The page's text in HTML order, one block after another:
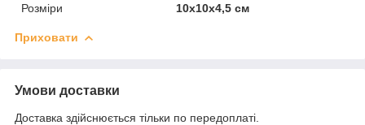
Розміри
10х10х4,5 см
Приховати
Умови доставки
Доставка здійснюється тільки по передоплаті.